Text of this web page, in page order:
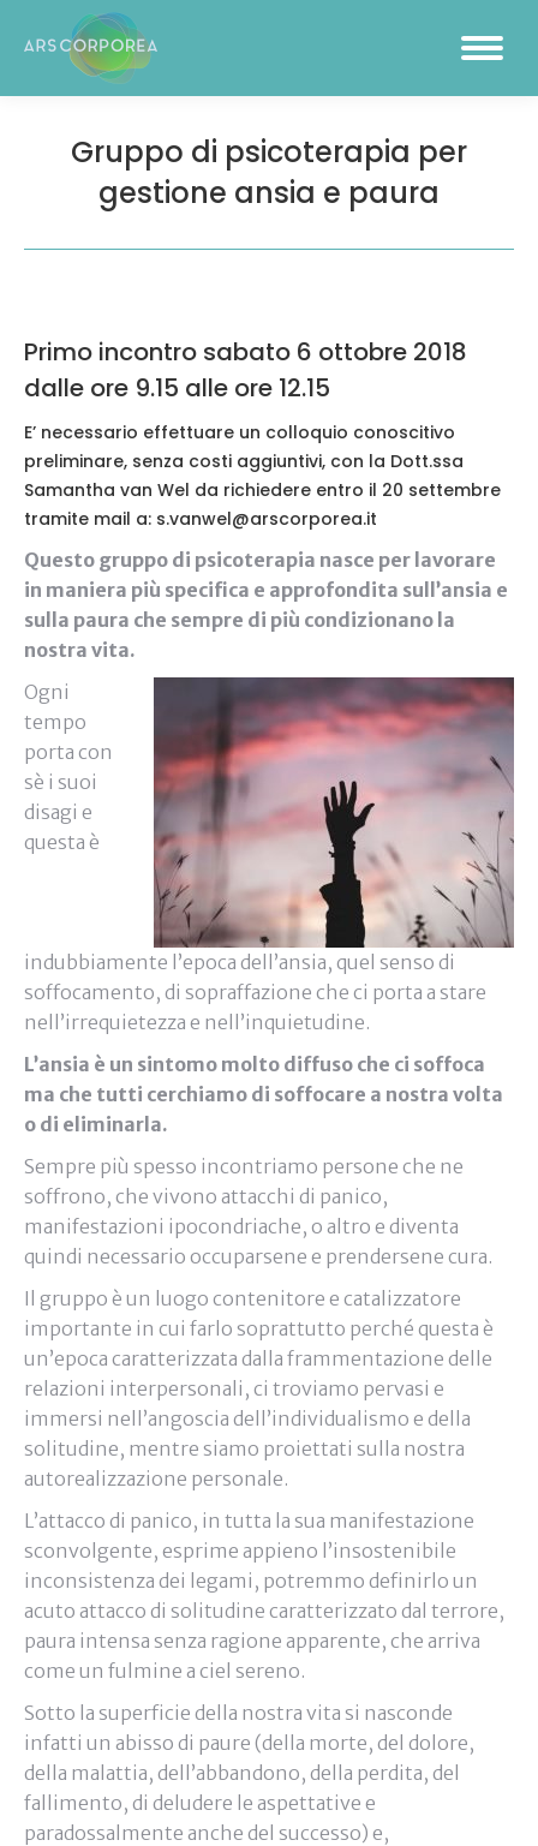
Gruppo di psicoterapia per
gestione ansia e paura
Primo incontro sabato 6 ottobre 2018
dalle ore 9.15 alle ore 12.15
E’ necessario effettuare un colloquio conoscitivo
preliminare, senza costi aggiuntivi, con la Dott.ssa
Samantha van Wel da richiedere entro il 20 settembre
tramite mail a: s.vanwel@arscorporea.it
Questo gruppo di psicoterapia nasce per lavorare
in maniera più specifica e approfondita sull’ansia e
sulla paura che sempre di più condizionano la
nostra vita.
Ogni
tempo
porta con
sè i suoi
disagi e
questa è
indubbiamente l’epoca dell’ansia, quel senso di
soffocamento, di sopraffazione che ci porta a stare
nell’irrequietezza e nell’inquietudine.
L’ansia è un sintomo molto diffuso che ci soffoca
ma che tutti cerchiamo di soffocare a nostra volta
o di eliminarla.
Sempre più spesso incontriamo persone che ne
soffrono, che vivono attacchi di panico,
manifestazioni ipocondriache, o altro e diventa
quindi necessario occuparsene e prendersene cura.
Il gruppo è un luogo contenitore e catalizzatore
importante in cui farlo soprattutto perché questa è
un’epoca caratterizzata dalla frammentazione delle
relazioni interpersonali, ci troviamo pervasi e
immersi nell’angoscia dell’individualismo e della
solitudine, mentre siamo proiettati sulla nostra
autorealizzazione personale.
L’attacco di panico, in tutta la sua manifestazione
sconvolgente, esprime appieno l’insostenibile
inconsistenza dei legami, potremmo definirlo un
acuto attacco di solitudine caratterizzato dal terrore,
paura intensa senza ragione apparente, che arriva
come un fulmine a ciel sereno.
Sotto la superficie della nostra vita si nasconde
infatti un abisso di paure (della morte, del dolore,
della malattia, dell’abbandono, della perdita, del
fallimento, di deludere le aspettative e
paradossalmente anche del successo) e,